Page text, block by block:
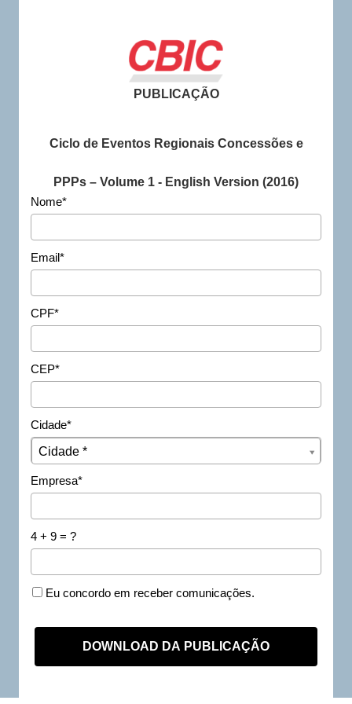
PUBLICAÇÃO
Ciclo de Eventos Regionais Concessões e
PPPs – Volume 1 - English Version (2016)
Nome*
Email*
CPF*
CEP*
Cidade*
Cidade *
Cidade*
Empresa*
4 + 9 = ?
Eu concordo em receber comunicações.
DOWNLOAD DA PUBLICAÇÃO